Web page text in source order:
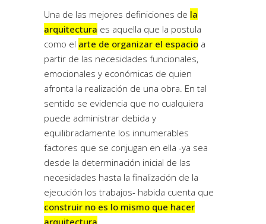
Una de las mejores definiciones de la
arquitectura es aquella que la postula
como el arte de organizar el espacio a
partir de las necesidades funcionales,
emocionales y económicas de quien
afronta la realización de una obra. En tal
sentido se evidencia que no cualquiera
puede administrar debida y
equilibradamente los innumerables
factores que se conjugan en ella -ya sea
desde la determinación inicial de las
necesidades hasta la finalización de la
ejecución los trabajos- habida cuenta que
construir no es lo mismo que hacer
arquitectura.